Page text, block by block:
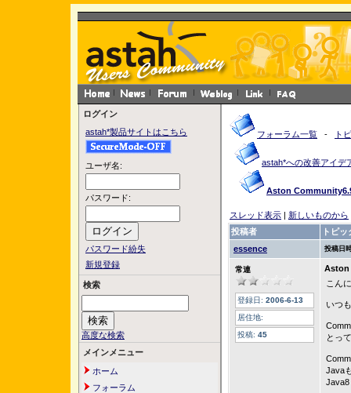
ログイン
astah*製品サイトはこちら
ユーザ名:
パスワード:
パスワード紛失
新規登録
検索
高度な検索
メインメニュー
ホーム
フォーラム
フォーラム一覧 - ト
astah*への改善アイデ
Aston
スレッド表示 | 新しいものから
投稿者
トピッ
essence
投稿日
常連
登録日: 2006-6-13
居住地:
投稿: 45
Aston
こん
いつ
とっ
Java
Java8